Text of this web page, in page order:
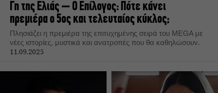
Γη της Ελιάς – Ο Επίλογος: Πότε κάνει
πρεμιέρα ο 5ος και τελευταίος κύκλος;
Πλησιάζει η πρεμιέρα της επιτυχημένης σειρά του MEGA με
νέες ιστορίες, μυστικά και ανατροπές που θα καθηλώσουν.
11.09.2025